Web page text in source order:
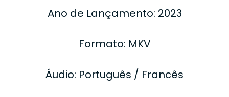
Ano de Lançamento: 2023
Formato: MKV
Áudio: Português / Francês